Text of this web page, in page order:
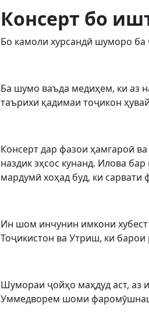
Консерт бо
Бо камоли хурсандӣ шуморо ба
Ба шумо ваъда медиҳем, ки аз
таърихи қадимаи тоҷикон
Консерт дар фазои ҳамгароӣ
наздик эҳсос кунанд. Илова
мардумӣ хоҳад буд, ки
Ин шом инчунин имкони
Тоҷикистон ва Утриш, ки
Шумораи ҷойҳо маҳдуд аст, аз
Уммедворем шоми